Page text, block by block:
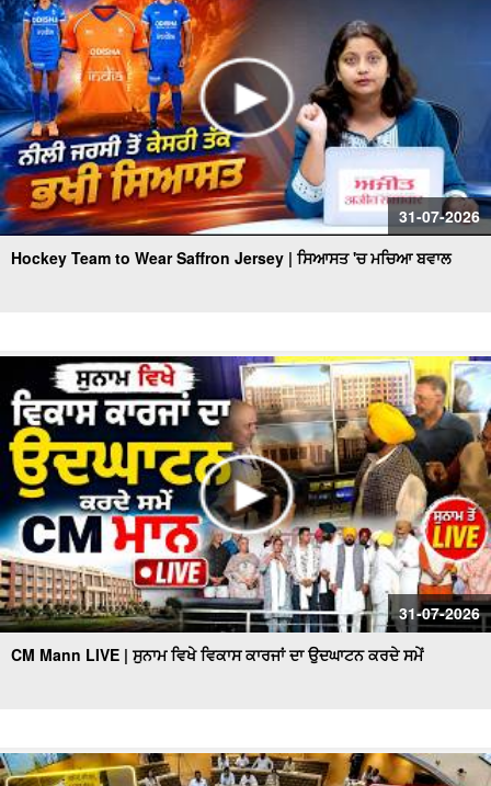
31-07-2026
Hockey Team to Wear Saffron Jersey | ਸਿਆਸਤ 'ਚ ਮਚਿਆ ਬਵਾਲ
31-07-2026
CM Mann LIVE | ਸੁਨਾਮ ਵਿਖੇ ਵਿਕਾਸ ਕਾਰਜਾਂ ਦਾ ਉਦਘਾਟਨ ਕਰਦੇ ਸਮੇਂ